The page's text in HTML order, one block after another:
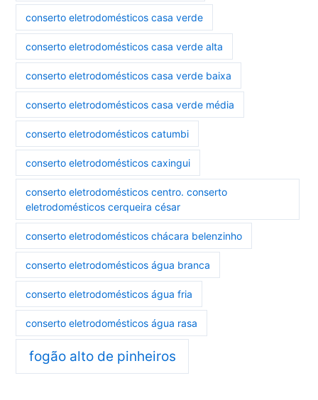
conserto eletrodomésticos casa verde
conserto eletrodomésticos casa verde alta
conserto eletrodomésticos casa verde baixa
conserto eletrodomésticos casa verde média
conserto eletrodomésticos catumbi
conserto eletrodomésticos caxingui
conserto eletrodomésticos centro. conserto
eletrodomésticos cerqueira césar
conserto eletrodomésticos chácara belenzinho
conserto eletrodomésticos água branca
conserto eletrodomésticos água fria
conserto eletrodomésticos água rasa
fogão alto de pinheiros